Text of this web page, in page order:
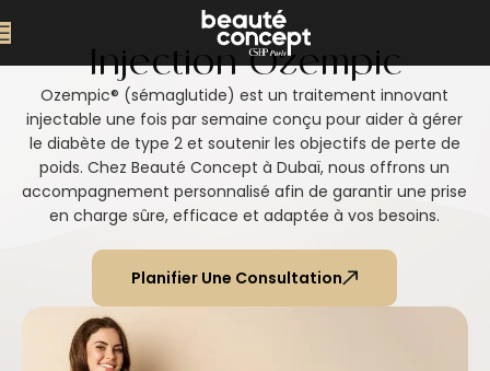
Injection Ozempic
Ozempic® (sémaglutide) est un traitement innovant
injectable une fois par semaine conçu pour aider à gérer
le diabète de type 2 et soutenir les objectifs de perte de
poids. Chez Beauté Concept à Dubaï, nous offrons un
accompagnement personnalisé afin de garantir une prise
en charge sûre, efficace et adaptée à vos besoins.
Planifier Une Consultation